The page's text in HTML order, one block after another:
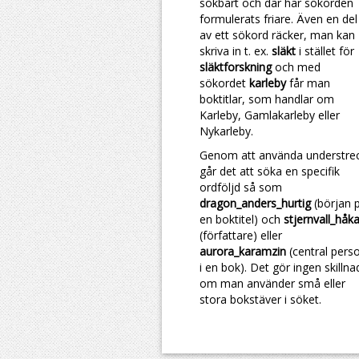
formulerats friare. Även en del
av ett sökord räcker, man kan
skriva in t. ex. släkt i stället för
släktforskningoch med
sökordet karlebyfår man
boktitlar, som handlar om
Karleby, Gamlakarleby eller
Nykarleby.
Genom att använda
går det att söka en specifik
ordföljd så som
dragon_anders_hurtig(början
en boktitel) och
(författare) eller
aurora_karamzin (central
i en bok). Det gör ingen
om man använder små eller
stora bokstäver i söket.